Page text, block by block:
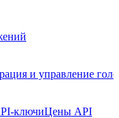
и управление
ключиЦены API